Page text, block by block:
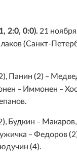
2:0, 0:0). 21
(Санкт-
Панин (2) –
– Иммонен –
Будкин –
– Федоров
(4).